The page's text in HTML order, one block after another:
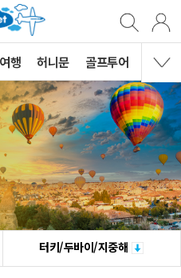
행 허니문 골프투어 MVG
터키/두바이/지중해